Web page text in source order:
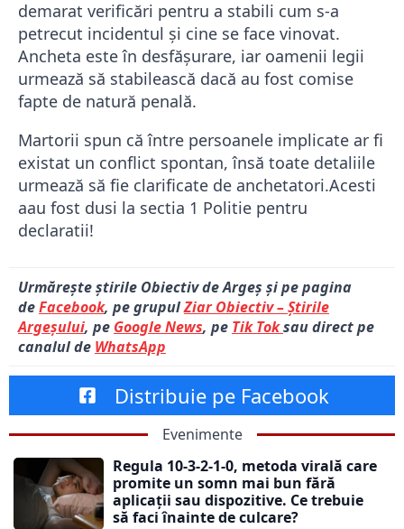
demarat verificări pentru a stabili cum s-a
petrecut incidentul și cine se face vinovat.
Ancheta este în desfășurare, iar oamenii legii
urmează să stabilească dacă au fost comise
fapte de natură penală.
Martorii spun că între persoanele implicate ar fi
existat un conflict spontan, însă toate detaliile
urmează să fie clarificate de anchetatori.Acesti
aau fost dusi la sectia 1 Politie pentru
declaratii!
Urmărește știrile Obiectiv de Argeș și pe pagina
deFacebook, pe grupulZiar Obiectiv – Știrile
Argeșului, pe Google News, pe Tik Toksau direct pe
canalul de WhatsApp
Distribuie pe Facebook
Evenimente
Regula 10-3-2-1-0, metoda virală care
promite un somn mai bun fără
aplicații sau dispozitive. Ce trebuie
să faci înainte de culcare?